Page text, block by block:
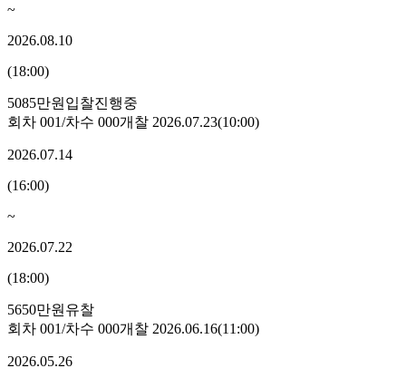
~
2026.08.10
(18:00)
5085만원 입찰진행중
회차 001/차수 000개찰 2026.07.23(10:00)
2026.07.14
(16:00)
~
2026.07.22
(18:00)
5650만원 유찰
회차 001/차수 000개찰 2026.06.16(11:00)
2026.05.26